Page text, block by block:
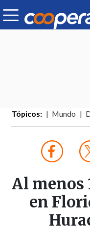
Tópicos: Mundo
Al menos
en